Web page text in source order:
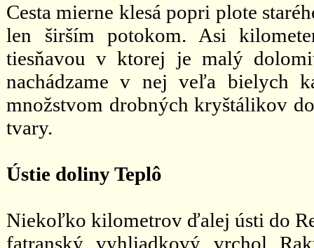
Cesta mierne klesá popri plote
len širším potokom. Asi
tiesňavou v ktorej je malý
nachádzame v nej veľa bielych
množstvom drobných kryštálikov
tvary.
Ústie doliny Teplô
Niekoľko kilometrov ďalej ústi do
fatranský vyhliadkový vrchol